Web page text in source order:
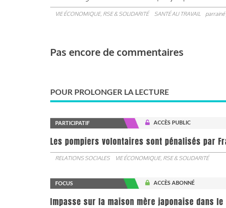
VIE ÉCONOMIQUE, RSE & SOLIDARITÉ SANTÉ AU TRAVAIL
Pas encore de commentaires
POUR PROLONGER LA LECTURE
PARTICIPATIF ACCÈS PUBLIC
Les pompiers volontaires sont pénalisés par
RELATIONS SOCIALES VIE ÉCONOMIQUE, RSE & SOLIDARITÉ
FOCUS ACCÈS ABONNÉ
Impasse sur la maison mère japonaise dans le